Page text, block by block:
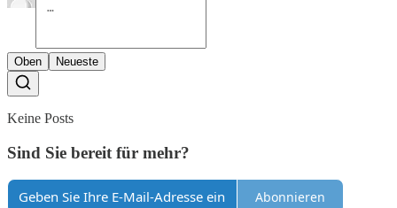
Oben Neueste
Keine Posts
Sind Sie bereit für mehr?
Abonnieren